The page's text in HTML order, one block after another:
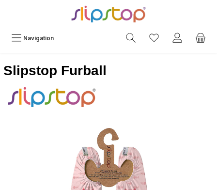
Navigation
Slipstop Furball